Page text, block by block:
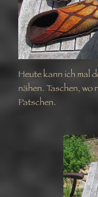
Heute kann ich mal
nähen. Taschen,
Patschen.